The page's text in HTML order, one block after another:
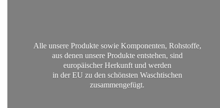
Alle unsere Produkte sowie Komponenten, Rohstoffe,
aus denen unsere Produkte entstehen, sind
europäischer Herkunft und werden
in der EU zu den schönsten Waschtischen
zusammengefügt.